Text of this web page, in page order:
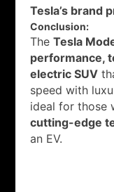
Tesla’s brand
Conclusion:
The Tesla
performance,
electric SUV
speed with
ideal for those
cutting-edge
an EV.